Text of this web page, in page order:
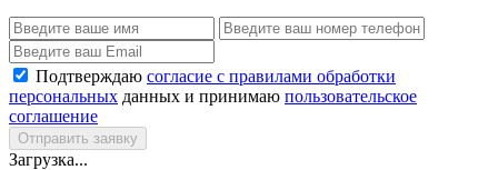
Подтверждаю согласие с правилами обработки
персональных данных и принимаю пользовательское
соглашение
Отправить заявку
Загрузка...